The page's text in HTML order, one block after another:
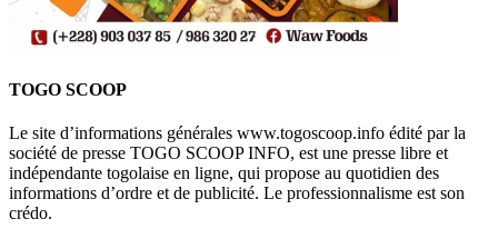
TOGO SCOOP
Le site d’informations générales www.togoscoop.info édité par la
société de presse TOGO SCOOP INFO, est une presse libre et
indépendante togolaise en ligne, qui propose au quotidien des
informations d’ordre et de publicité. Le professionnalisme est son
crédo.